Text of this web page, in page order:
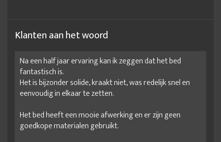
Klanten aan het woord
Na een half jaar ervaring kan ik zeggen dat het bed
fantastisch is.
Het is bijzonder solide, kraakt niet, was redelijk snel en
eenvoudig in elkaar te zetten.
Het bed heeft een mooie afwerking en er zijn geen
goedkope materialen gebruikt.